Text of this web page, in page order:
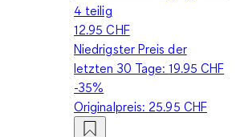
4 teilig
12.95 CHF
Niedrigster Preis der
letzten 30 Tage:19.95 CHF
-35%
Originalpreis: 25.95 CHF